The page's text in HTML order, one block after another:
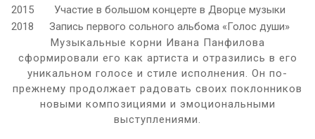
2015
Участие в большом концерте в Дворце музыки
2018
Запись первого сольного альбома «Голос души»
Музыкальные корни Ивана Панфилова
сформировали его как артиста и отразились в его
уникальном голосе и стиле исполнения. Он по-
прежнему продолжает радовать своих поклонников
новыми композициями и эмоциональными
выступлениями.